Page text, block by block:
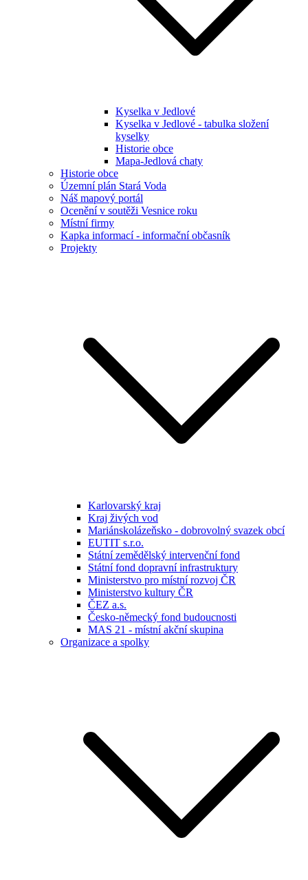
Kyselka v Jedlové
Kyselka v Jedlové - tabulka složení
kyselky
Historie obce
Mapa-Jedlová chaty
Historie obce
Územní plán Stará Voda
Náš mapový portál
Ocenění v soutěži Vesnice roku
Místní firmy
Kapka informací - informační občasník
Projekty
Karlovarský kraj
Kraj živých vod
Mariánskolázeňsko - dobrovolný svazek obcí
EUTIT s.r.o.
Státní zemědělský intervenční fond
Státní fond dopravní infrastruktury
Ministerstvo pro místní rozvoj ČR
Ministerstvo kultury ČR
ČEZ a.s.
Česko-německý fond budoucnosti
MAS 21 - místní akční skupina
Organizace a spolky